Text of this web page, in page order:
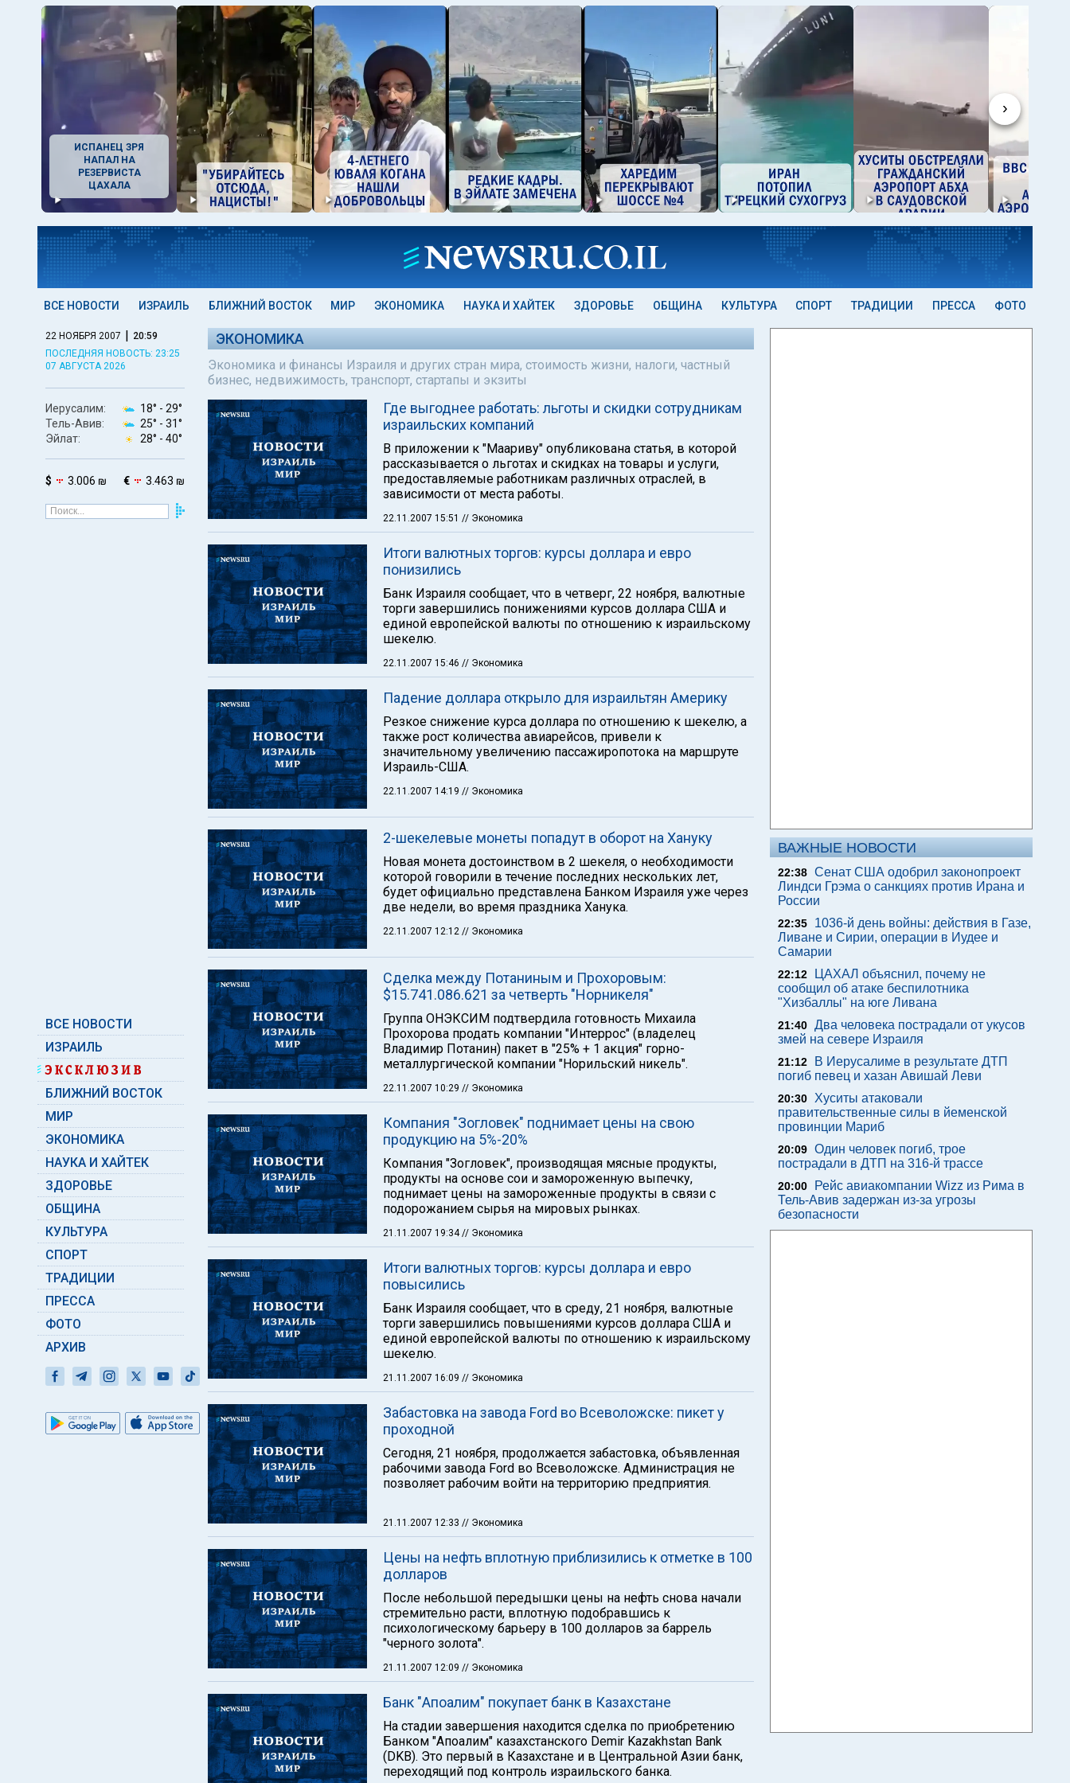
›
ИСПАНЕЦ ЗРЯ
НАПАЛ НА
РЕЗЕРВИСТА
ЦАХАЛА
ВСЕ НОВОСТИ ИЗРАИЛЬ БЛИЖНИЙ ВОСТОК МИР ЭКОНОМИКА НАУКА И ХАЙТЕК ЗДОРОВЬЕ ОБЩИНА КУЛЬТУРА СПОРТ ТРАДИЦИИ ПРЕССА ФОТО
22 НОЯБРЯ 2007 | 20:59
ПОСЛЕДНЯЯ НОВОСТЬ: 23:25
07 АВГУСТА 2026
Иерусалим: 18° - 29°
Тель-Авив:
25° - 31°
Эйлат:
28° - 40°
$ 3.006 ₪ € 3.463 ₪
ВСЕ НОВОСТИ
ИЗРАИЛЬ
БЛИЖНИЙ ВОСТОК
МИР
ЭКОНОМИКА
НАУКА И ХАЙТЕК
ЗДОРОВЬЕ
ОБЩИНА
КУЛЬТУРА
СПОРТ
ТРАДИЦИИ
ПРЕССА
ФОТО
АРХИВ
ЭКОНОМИКА
Экономика и финансы Израиля и других стран мира, стоимость жизни, налоги, частный
бизнес, недвижимость, транспорт, стартапы и экзиты
Где выгоднее работать: льготы и скидки сотрудникам
израильских компаний
В приложении к "Маариву" опубликована статья, в которой
рассказывается о льготах и скидках на товары и услуги,
предоставляемые работникам различных отраслей, в
зависимости от места работы.
22.11.2007 15:51 // Экономика
Итоги валютных торгов: курсы доллара и евро
понизились
Банк Израиля сообщает, что в четверг, 22 ноября, валютные
торги завершились понижениями курсов доллара США и
единой европейской валюты по отношению к израильскому
шекелю.
22.11.2007 15:46 // Экономика
Падение доллара открыло для израильтян Америку
Резкое снижение курса доллара по отношению к шекелю, а
также рост количества авиарейсов, привели к
значительному увеличению пассажиропотока на маршруте
Израиль-США.
22.11.2007 14:19 // Экономика
2-шекелевые монеты попадут в оборот на Хануку
Новая монета достоинством в 2 шекеля, о необходимости
которой говорили в течение последних нескольких лет,
будет официально представлена Банком Израиля уже через
две недели, во время праздника Ханука.
22.11.2007 12:12 // Экономика
Сделка между Потаниным и Прохоровым:
$15.741.086.621 за четверть "Норникеля"
Группа ОНЭКСИМ подтвердила готовность Михаила
Прохорова продать компании "Интеррос" (владелец
Владимир Потанин) пакет в "25% + 1 акция" горно-
металлургической компании "Норильский никель".
22.11.2007 10:29 // Экономика
Компания "Зогловек" поднимает цены на свою
продукцию на 5%-20%
Компания "Зогловек", производящая мясные продукты,
продукты на основе сои и замороженную выпечку,
поднимает цены на замороженные продукты в связи с
подорожанием сырья на мировых рынках.
21.11.2007 19:34// Экономика
Итоги валютных торгов: курсы доллара и евро
повысились
Банк Израиля сообщает, что в среду, 21 ноября, валютные
торги завершились повышениями курсов доллара США и
единой европейской валюты по отношению к израильскому
шекелю.
21.11.2007 16:09 // Экономика
Забастовка на завода Ford во Всеволожске: пикет у
проходной
Сегодня, 21 ноября, продолжается забастовка, объявленная
рабочими завода Ford во Всеволожске. Администрация не
позволяет рабочим войти на территорию предприятия.
21.11.2007 12:33 // Экономика
Цены на нефть вплотную приблизились к отметке в 100
долларов
После небольшой передышки цены на нефть снова начали
стремительно расти, вплотную подобравшись к
психологическому барьеру в 100 долларов за баррель
"черного золота".
21.11.2007 12:09 // Экономика
Банк "Апоалим" покупает банк в Казахстане
На стадии завершения находится сделка по приобретению
Банком "Апоалим" казахстанского Demir Kazakhstan Bank
(DKB). Это первый в Казахстане и в Центральной Азии банк,
переходящий под контроль израильского банка.
ВАЖНЫЕ НОВОСТИ
22:38 Сенат США одобрил законопроект
Линдси Грэма о санкциях против Ирана и
России
22:35
1036-й день войны: действия в Газе,
Ливане и Сирии, операции в Иудее и
Самарии
22:12
ЦАХАЛ объяснил, почему не
сообщил об атаке беспилотника
"Хизбаллы" на юге Ливана
21:40 Два человека пострадали от укусов
змей на севере Израиля
21:12
В Иерусалиме в результате ДТП
погиб певец и хазан Авишай Леви
20:30
Хуситы атаковали
правительственные силы в йеменской
провинции Мариб
20:09 Один человек погиб, трое
пострадали в ДТП на 316-й трассе
20:00
Рейс авиакомпании Wizz из Рима в
Тель-Авив задержан из-за угрозы
безопасности